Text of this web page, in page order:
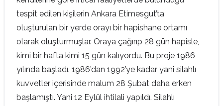
tespit edilen kişilerin Ankara Etimesgut’ta
oluşturulan bir yerde orayı bir hapishane ortamı
olarak oluşturmuşlar. Oraya çağırıp 28 gün hapisle,
kimi bir hafta kimi 15 gün kalıyordu. Bu proje 1986
yılında başladı. 1986’dan 1992’ye kadar yani silahlı
kuvvetler içerisinde malum 28 Şubat daha erken
başlamıştı. Yani 12 Eylül ihtilali yapıldı. Silahlı